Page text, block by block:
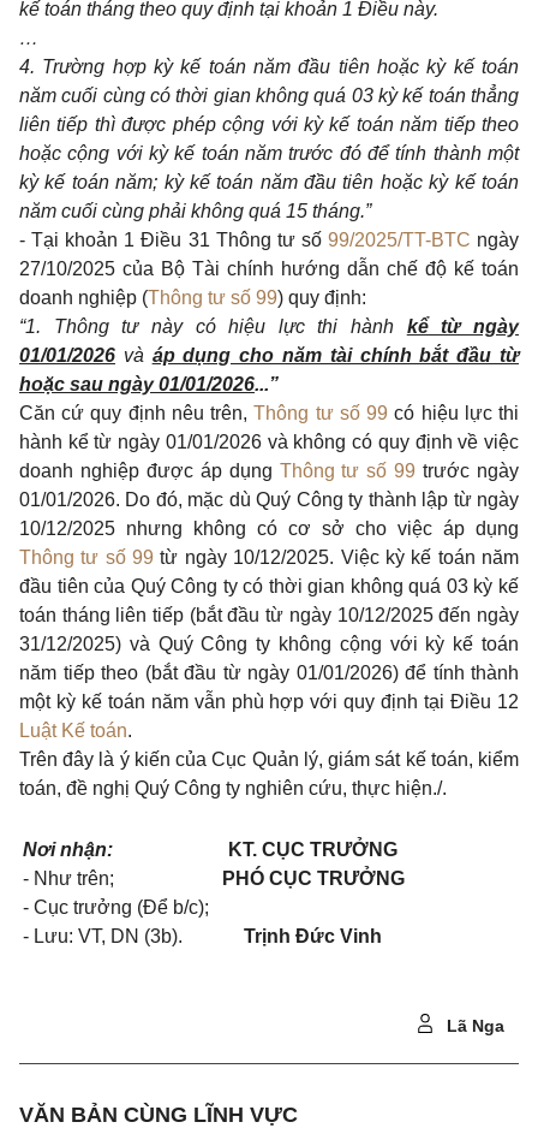
kế toán tháng theo quy định tại khoản 1 Điều này.
…
4. Trường hợp kỳ kế toán năm đầu tiên hoặc kỳ kế toán
năm cuối cùng có thời gian không quá 03 kỳ kế toán thẳng
liên tiếp thì được phép cộng với kỳ kế toán năm tiếp theo
hoặc cộng với kỳ kế toán năm trước đó để tính thành một
kỳ kế toán năm; kỳ kế toán năm đầu tiên hoặc kỳ kế toán
năm cuối cùng phải không quá 15 tháng.”
- Tại khoản 1 Điều 31 Thông tư số 99/2025/TT-BTC ngày
27/10/2025 của Bộ Tài chính hướng dẫn chế độ kế toán
doanh nghiệp (Thông tư số 99) quy định:
“1. Thông tư này có hiệu lực thi hành kể từ ngày
01/01/2026 và áp dụng cho năm tài chính bắt đầu từ
hoặc sau ngày 01/01/2026...”
Căn cứ quy định nêu trên,Thông tư số 99 có hiệu lực thi
hành kể từ ngày 01/01/2026 và không có quy định về việc
doanh nghiệp được áp dụng Thông tư số 99 trước ngày
01/01/2026. Do đó, mặc dù Quý Công ty thành lập từ ngày
10/12/2025 nhưng không có cơ sở cho việc áp dụng
Thông tư số 99 từ ngày 10/12/2025. Việc kỳ kế toán năm
đầu tiên của Quý Công ty có thời gian không quá 03 kỳ kế
toán tháng liên tiếp (bắt đầu từ ngày 10/12/2025 đến ngày
31/12/2025) và Quý Công ty không cộng với kỳ kế toán
năm tiếp theo (bắt đầu từ ngày 01/01/2026) để tính thành
một kỳ kế toán năm vẫn phù hợp với quy định tại Điều 12
Luật Kế toán.
Trên đây là ý kiến của Cục Quản lý, giám sát kế toán, kiểm
toán, đề nghị Quý Công ty nghiên cứu, thực hiện./.
Nơi nhận:
- Như trên;
- Cục trưởng (Để b/c);
- Lưu: VT, DN (3b).
KT. CỤC TRƯỞNG
PHÓ CỤC TRƯỞNG
Trịnh Đức Vinh
Lã Nga
VĂN BẢN CÙNG LĨNH VỰC